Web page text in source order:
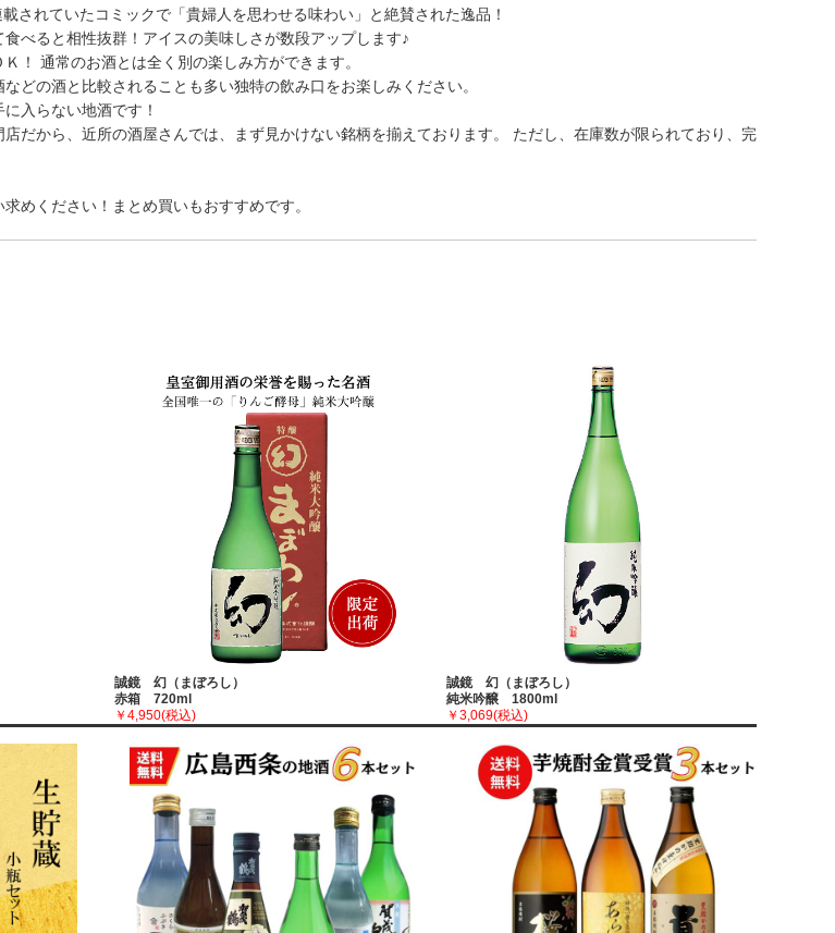
されていたコミックで「貴婦人を思わせる味わい」と絶賛された逸品！
べると相性抜群！アイスの美味しさが数段アップします♪
！ 通常のお酒とは全く別の楽しみ方ができます。
どの酒と比較されることも多い独特の飲み口をお楽しみください。
入らない地酒です！
だから、近所の酒屋さんでは、まず見かけない銘柄を揃えております。 ただし、在庫数が限られており、完
めください！まとめ買いもおすすめです。
誠鏡 幻（まぼろし）
赤箱 720ml
￥4,950(税込)
誠鏡 幻（まぼろし）
純米吟醸 1800ml
￥3,069(税込)